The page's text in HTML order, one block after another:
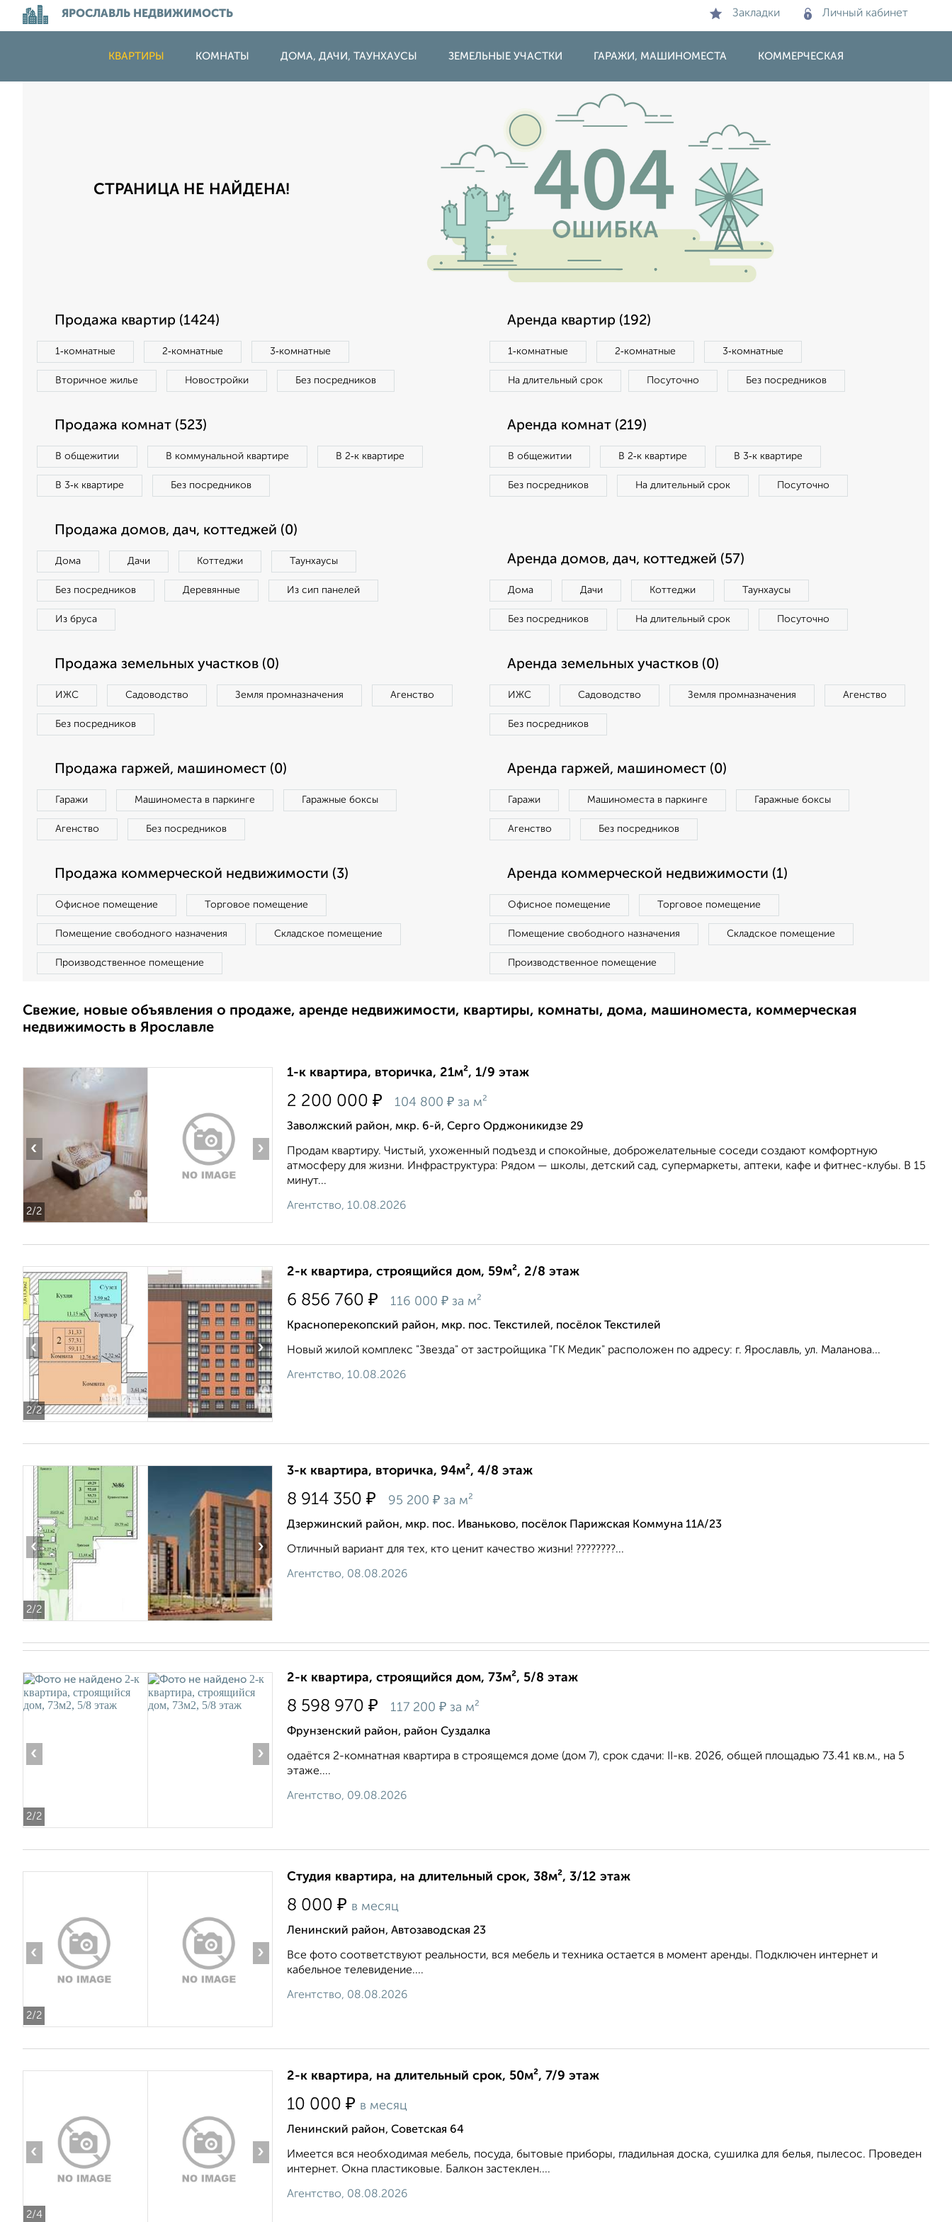
ЯРОСЛАВЛЬ НЕДВИЖИМОСТЬ Закладки Личный кабинет
КВАРТИРЫ КОМНАТЫ ДОМА, ДАЧИ, ТАУНХАУСЫ ЗЕМЕЛЬНЫЕ УЧАСТКИ ГАРАЖИ, МАШИНОМЕСТА КОММЕРЧЕСКАЯ
СТРАНИЦА НЕ НАЙДЕНА!
Продажа квартир (1424)
1‑комнатные 2‑комнатные 3‑комнатные
Вторичное жилье Новостройки Без посредников
Аренда квартир (192)
1‑комнатные 2‑комнатные 3‑комнатные
На длительный срок Посуточно Без посредников
Продажа комнат (523)
В общежитии В коммунальной квартире В 2‑к квартире
В 3‑к квартире Без посредников
Аренда комнат (219)
В общежитии В 2‑к квартире В 3‑к квартире
Без посредников На длительный срок Посуточно
Продажа домов, дач, коттеджей (0)
Дома Дачи Коттеджи Таунхаусы
Без посредников Деревянные Из сип панелей
Из бруса
Аренда домов, дач, коттеджей (57)
Дома Дачи Коттеджи Таунхаусы
Без посредников На длительный срок Посуточно
Продажа земельных участков (0)
ИЖС Садоводство Земля промназначения Агенство
Без посредников
Аренда земельных участков (0)
ИЖС Садоводство Земля промназначения Агенство
Без посредников
Продажа гаржей, машиномест (0)
Гаражи Машиноместа в паркинге Гаражные боксы
Агенство Без посредников
Аренда гаржей, машиномест (0)
Гаражи Машиноместа в паркинге Гаражные боксы
Агенство Без посредников
Продажа коммерческой недвижимости (3)
Офисное помещение Торговое помещение
Помещение свободного назначения Складское помещение
Производственное помещение
Аренда коммерческой недвижимости (1)
Офисное помещение Торговое помещение
Помещение свободного назначения Складское помещение
Производственное помещение
Свежие, новые объявления о продаже, аренде недвижимости, квартиры, комнаты, дома, машиноместа, коммерческая
недвижимость в Ярославле
2/2
‹ ›
1-к квартира, вторичка, 21м², 1/9 этаж
2 200 000 ₽ 104 800 ₽ за м²
Заволжский район, мкр. 6-й, Серго Орджоникидзе 29
Продам квартиру. Чистый, ухоженный подъезд и спокойные, доброжелательные соседи создают комфортную
атмосферу для жизни. Инфраструктура: Рядом — школы, детский сад, супермаркеты, аптеки, кафе и фитнес-клубы. В 15
минут...
Агентство, 10.08.2026
2/2
‹ ›
2-к квартира, строящийся дом, 59м², 2/8 этаж
6 856 760 ₽ 116 000 ₽ за м²
Красноперекопский район, мкр. пос. Текстилей, посёлок Текстилей
Новый жилой комплекс "Звезда" от застройщика "ГК Медик" расположен по адресу: г. Ярославль, ул. Маланова...
Агентство, 10.08.2026
2/2
‹ ›
3-к квартира, вторичка, 94м², 4/8 этаж
8 914 350 ₽ 95 200 ₽ за м²
Дзержинский район, мкр. пос. Иваньково, посёлок Парижская Коммуна 11А/23
Отличный вариант для тех, кто ценит качество жизни! ????????...
Агентство, 08.08.2026
2/2
‹ ›
2-к квартира, строящийся дом, 73м², 5/8 этаж
8 598 970 ₽ 117 200 ₽ за м²
Фрунзенский район, район Суздалка
одаётся 2-комнатная квартира в строящемся доме (дом 7), срок сдачи: II-кв. 2026, общей площадью 73.41 кв.м., на 5
этаже....
Агентство, 09.08.2026
2/2
‹ ›
Студия квартира, на длительный срок, 38м², 3/12 этаж
8 000 ₽ в месяц
Ленинский район, Автозаводская 23
Все фото соответствуют реальности, вся мебель и техника остается в момент аренды. Подключен интернет и
кабельное телевидение....
Агентство, 08.08.2026
2/4
‹ ›
2-к квартира, на длительный срок, 50м², 7/9 этаж
10 000 ₽ в месяц
Ленинский район, Советская 64
Имеется вся необходимая мебель, посуда, бытовые приборы, гладильная доска, сушилка для белья, пылесос. Проведен
интернет. Окна пластиковые. Балкон застеклен....
Агентство, 08.08.2026